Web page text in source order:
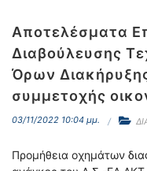
Αποτελέσματα
Διαβούλευσης
Όρων
συμμετοχής
03/11/2022 10:04 μμ.
Προμήθεια οχημάτων